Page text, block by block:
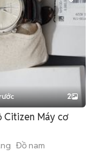
2
Citizen Máy cơ
Đồ nam